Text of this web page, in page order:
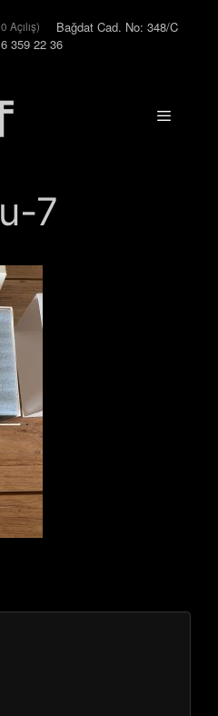
Açılış)
Bağdat Cad. No: 348/C
359 22 36
7